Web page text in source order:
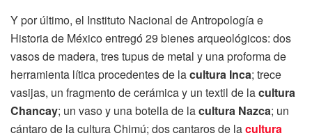
Y por último, el Instituto Nacional de Antropología e
Historia de México entregó 29 bienes arqueológicos: dos
vasos de madera, tres tupus de metal y una proforma de
herramienta lítica procedentes de lacultura Inca; trece
vasijas, un fragmento de cerámica y un textil de lacultura
Chancay; un vaso y una botella de lacultura Nazca; un
cántaro de la cultura Chimú; dos cantaros de lacultura